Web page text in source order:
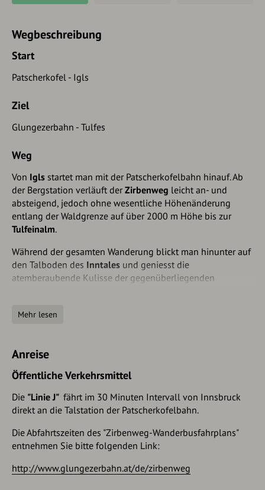
Wegbeschreibung
Start
Patscherkofel - Igls
Ziel
Glungezerbahn - Tulfes
Weg
Von Igls startet man mit der Patscherkofelbahn hinauf. Ab
der Bergstation verläuft derZirbenweg leicht an- und
absteigend, jedoch ohne wesentliche Höhenänderung
entlang der Waldgrenze auf über 2000 m Höhe bis zur
Tulfeinalm.
Während der gesamten Wanderung blickt man hinunter auf
den Talboden des Inntales und geniesst die
atemberaubende Kulisse der gegenüberliegenden
(Verbindung zwischen Tulfes und Igls) studiert werden.
Mehr lesen
Anreise
Öffentliche Verkehrsmittel
Die "Linie J" fährt im 30 Minuten Intervall von Innsbruck
direkt an die Talstation der Patscherkofelbahn.
Die Abfahrtszeiten des "Zirbenweg-Wanderbusfahrplans"
entnehmen Sie bitte folgenden Link:
http://www.glungezerbahn.at/de/zirbenweg